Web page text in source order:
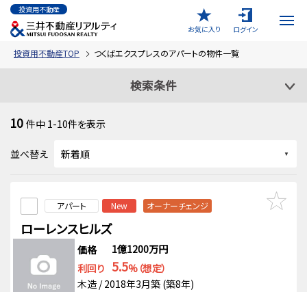
投資用不動産
お気に入り
ログイン
投資用不動産TOP つくばエクスプレスのアパートの物件一覧
検索条件
10 件中 1-10件を表示
並べ替え
アパート New オーナーチェンジ
ローレンスヒルズ
価格
1億1200万円
利回り 5.5%（想定）
木造 / 2018年3月築 (築8年)